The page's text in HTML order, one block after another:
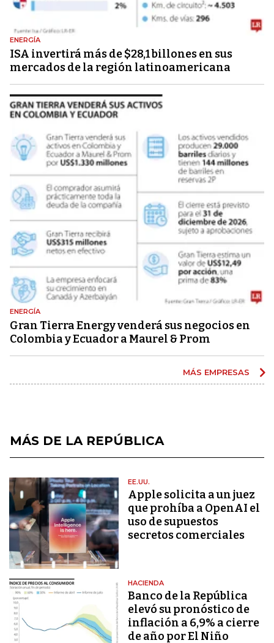
ENERGÍA
ISA invertirá más de $28,1 billones en sus
mercados de la región latinoamericana
ENERGÍA
Gran Tierra Energy venderá sus negocios en
Colombia y Ecuador a Maurel & Prom
MÁS EMPRESAS
MÁS DE LA REPÚBLICA
EE.UU.
Apple solicita a un juez
que prohíba a OpenAI el
uso de supuestos
secretos comerciales
HACIENDA
Banco de la República
elevó su pronóstico de
inflación a 6,9% a cierre
de año por El Niño